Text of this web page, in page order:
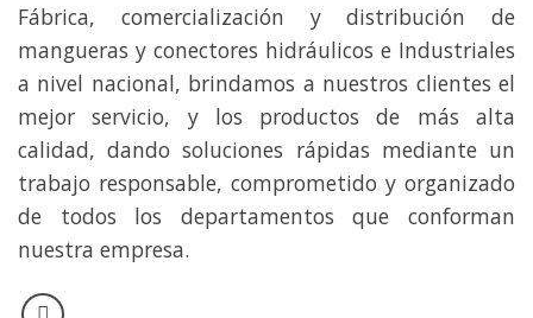
Fábrica, comercialización y distribución de
mangueras y conectores hidráulicos e Industriales
a nivel nacional, brindamos a nuestros clientes el
mejor servicio, y los productos de más alta
calidad, dando soluciones rápidas mediante un
trabajo responsable, comprometido y organizado
de todos los departamentos que conforman
nuestra empresa.